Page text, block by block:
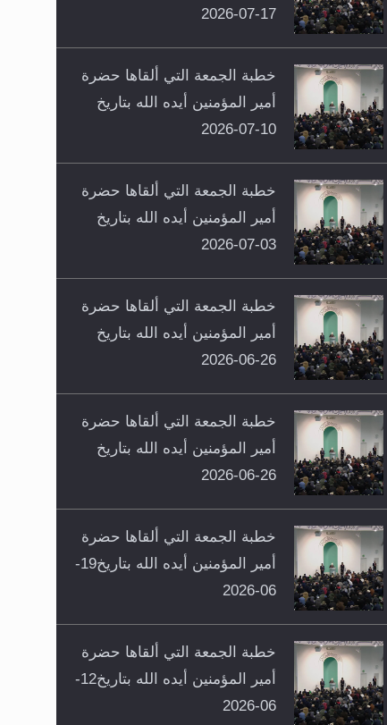
17-07-2026
خطبة الجمعة التي ألقاها حضرة
أمير المؤمنين أيده الله بتاريخ
10-07-2026
خطبة الجمعة التي ألقاها حضرة
أمير المؤمنين أيده الله بتاريخ
03-07-2026
خطبة الجمعة التي ألقاها حضرة
أمير المؤمنين أيده الله بتاريخ
26-06-2026
خطبة الجمعة التي ألقاها حضرة
أمير المؤمنين أيده الله بتاريخ
26-06-2026
خطبة الجمعة التي ألقاها حضرة
أمير المؤمنين أيده الله بتاريخ19-
06-2026
خطبة الجمعة التي ألقاها حضرة
أمير المؤمنين أيده الله بتاريخ12-
06-2026